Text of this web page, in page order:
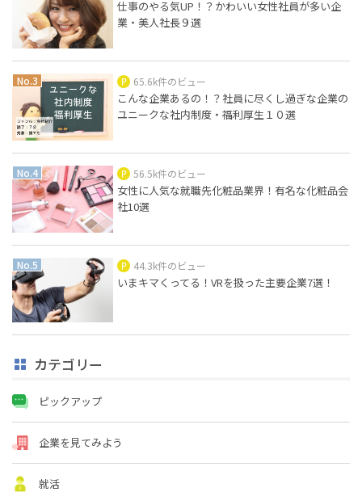
仕事のやる気UP！？かわいい女性社員が多い企
業・美人社長９選
65.6k件のビュー
こんな企業あるの！？社員に尽くし過ぎな企業の
ユニークな社内制度・福利厚生１０選
56.5k件のビュー
女性に人気な就職先化粧品業界！有名な化粧品会
社10選
44.3k件のビュー
いまキマくってる！VRを扱った主要企業7選！
カテゴリー
ピックアップ
企業を見てみよう
就活